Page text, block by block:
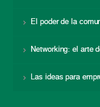
El poder de la
Networking: el arte
Las ideas para